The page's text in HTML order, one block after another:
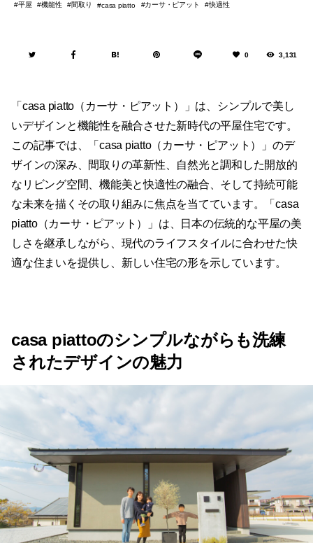
平屋 機能性 間取り casa piatto カーサ・ピアット 快適性
0 3,131
「casa piatto（カーサ・ピアット）」は、シンプルで美し
いデザインと機能性を融合させた新時代の平屋住宅です。
この記事では、「casa piatto（カーサ・ピアット）」のデ
ザインの深み、間取りの革新性、自然光と調和した開放的
なリビング空間、機能美と快適性の融合、そして持続可能
な未来を描くその取り組みに焦点を当てています。「casa
piatto（カーサ・ピアット）」は、日本の伝統的な平屋の美
しさを継承しながら、現代のライフスタイルに合わせた快
適な住まいを提供し、新しい住宅の形を示しています。
casa piattoのシンプルながらも洗練
されたデザインの魅力